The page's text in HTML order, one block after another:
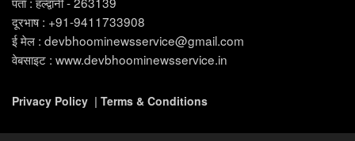
दूरभाष : +91-9411733908
ई मेल : devbhoominewsservice@gmail.com
वेबसाइट : www.devbhoominewsservice.in
Privacy Policy | Terms & Conditions